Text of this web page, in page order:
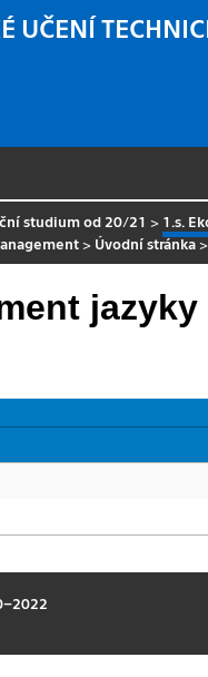
UČENÍ
studium od 20/21 > 1.s.
> Úvodní stránka
jazyky